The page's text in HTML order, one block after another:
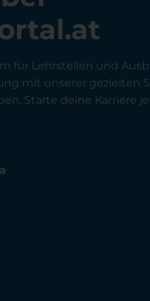
für Lehrstellen und
mit unserer gezielten
Starte deine Karriere